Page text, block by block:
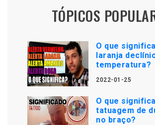
TÓPICOS
O que
laranja
temperatura?
2022-01-25
O que significa
tatuagem de
no braço?